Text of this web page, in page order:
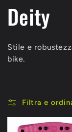
C
o
l
l
e
Deity
Stile e
bike.
Filtra e